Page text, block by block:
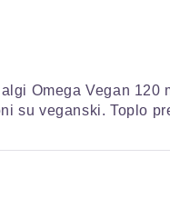
Omega Vegan
su veganski. Toplo